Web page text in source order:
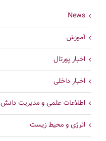
News
آموزش
اخبار پورتال
اخبار داخلی
اطلاعات علمی و مدیریت دانش
انرژی و محیط زیست